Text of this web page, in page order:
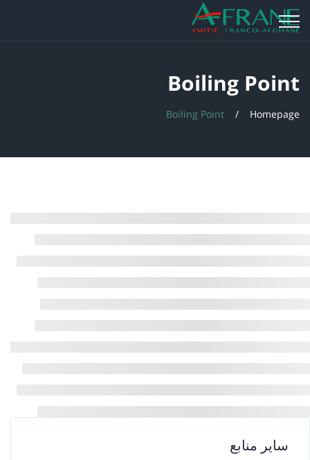
Boiling Point
Homepage
Boiling Point
سایر منابع